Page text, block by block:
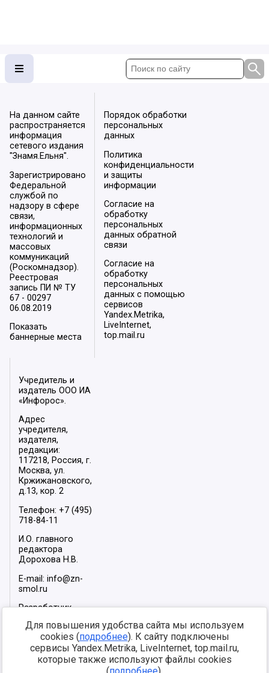
На данном сайте
распространяется
информация
сетевого издания
"Знамя.Ельня".
Зарегистрировано
Федеральной
службой по
надзору в сфере
связи,
информационных
технологий и
массовых
коммуникаций
(Роскомнадзор).
Реестровая
запись ПИ № ТУ
67 - 00297
06.08.2019
Показать
баннерные места
Порядок обработки
персональных
данных
Политика
конфиденциальности
и защиты
информации
Согласие на
обработку
персональных
данных обратной
связи
Согласие на
обработку
персональных
данных с помощью
сервисов
Yandex.Metrika,
LiveInternet,
top.mail.ru
Учредитель и
издатель ООО ИА
«Инфорос».
Адрес
учредителя,
издателя,
редакции:
117218, Россия, г.
Москва, ул.
Кржижановского,
д.13, кор. 2
Телефон: +7 (495)
718-84-11
И.О. главного
редактора
Дорохова Н.В.
E-mail: info@zn-
smol.ru
Разработчик
2026
Мы в социальных
сетях:
Для повышения удобства сайта мы используем
cookies (подробнее). К сайту подключены
сервисы Yandex.Metrika, LiveInternet, top.mail.ru,
которые также используют файлы cookies